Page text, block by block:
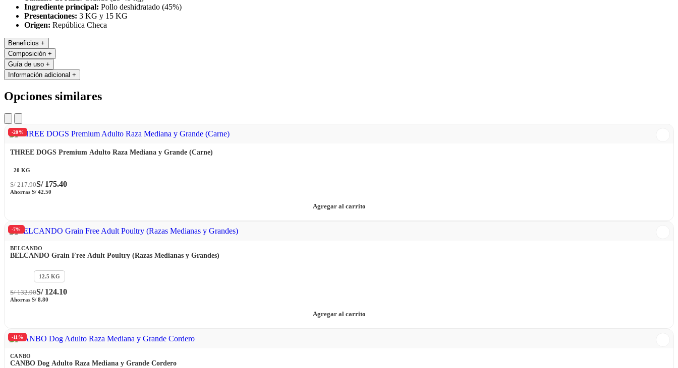
Ingrediente principal: Pollo deshidratado (45%)
Presentaciones: 3 KG y 15 KG
Origen: República Checa
Beneficios +
Composición +
Guía de uso +
Información adicional +
Opciones similares
-20%
THREE DOGS Premium Adulto Raza Mediana y Grande (Carne)
20 KG
S/217.90S/175.40
Ahorras S/ 42.50
Agregar al carrito
-7%
BELCANDO
BELCANDO Grain Free Adult Poultry (Razas Medianas y Grandes)
12.5 KG
S/132.90S/124.10
Ahorras S/ 8.80
Agregar al carrito
-11%
CANBO
CANBO Dog Adulto Raza Mediana y Grande Cordero